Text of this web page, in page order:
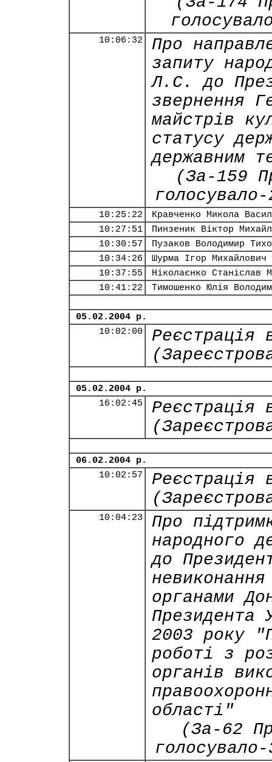
10:06:32
Про
запиту
Л.С. до
звернення
майстрів
статусу
державним
(За-159
10:25:22
Кравченко Микола
10:27:51
Пинзеник Віктор
10:30:57
Пузаков Володимир
10:34:26
Шурма Ігор Михайлович
10:37:55
Ніколаєнко Станіслав
10:41:22
Тимошенко Юлія
05.02.2004 р.
10:02:00
Реєстрація
05.02.2004 р.
16:02:45
Реєстрація
06.02.2004 р.
10:02:57
Реєстрація
10:04:23
Про
народного
до
органами
Президента
2003 року
роботі з
органів
області"
(За-62